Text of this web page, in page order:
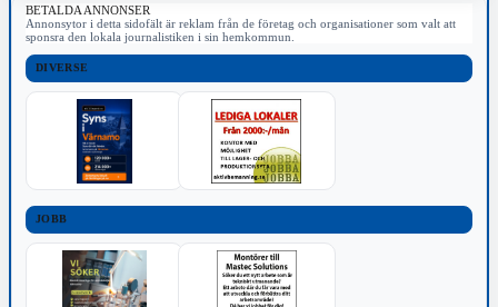
BETALDA ANNONSER
Annonsytor i detta sidofält är reklam från de företag och organisationer som valt att
sponsra den lokala journalistiken i sin hemkommun.
DIVERSE
JOBB